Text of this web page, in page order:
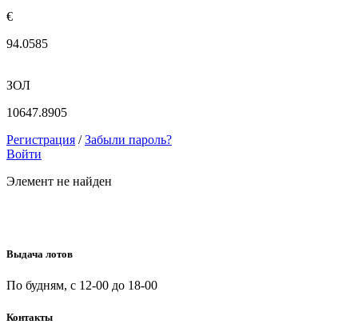
€
94.0585
ЗОЛ
10647.8905
Регистрация / Забыли пароль?
Войти
Элемент не найден
Выдача лотов
По будням, с 12-00 до 18-00
Контакты